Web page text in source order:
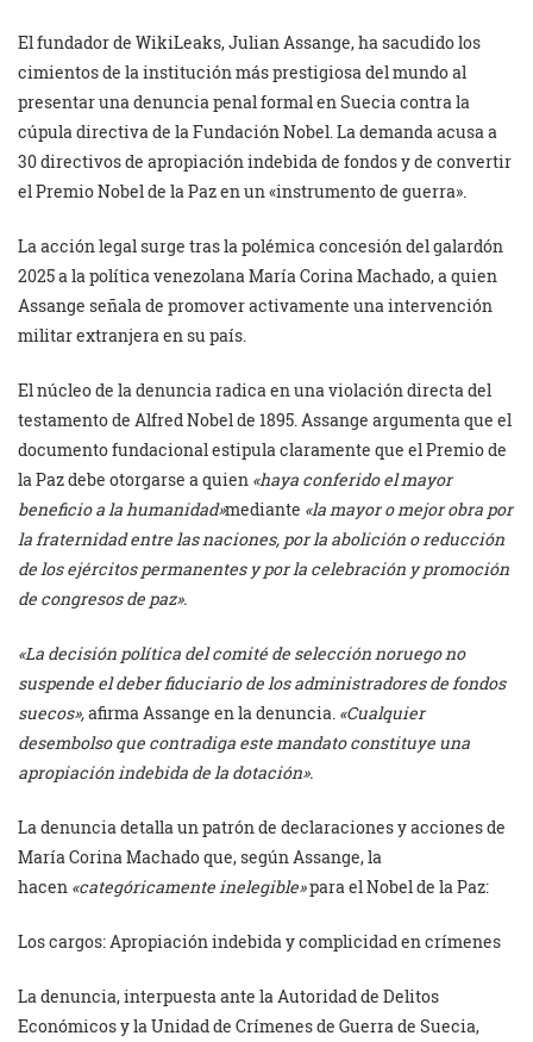
El fundador de WikiLeaks, Julian Assange, ha sacudido los
cimientos de la institución más prestigiosa del mundo al
presentar una denuncia penal formal en Suecia contra la
cúpula directiva de la Fundación Nobel. La demanda acusa a
30 directivos de apropiación indebida de fondos y de convertir
el Premio Nobel de la Paz en un «instrumento de guerra».
La acción legal surge tras la polémica concesión del galardón
2025 a la política venezolana María Corina Machado, a quien
Assange señala de promover activamente una intervención
militar extranjera en su país.
El núcleo de la denuncia radica en una violación directa del
testamento de Alfred Nobel de 1895. Assange argumenta que el
documento fundacional estipula claramente que el Premio de
la Paz debe otorgarse a quien «haya conferido el mayor
beneficio a la humanidad»mediante «la mayor o mejor obra por
la fraternidad entre las naciones, por la abolición o reducción
de los ejércitos permanentes y por la celebración y promoción
de congresos de paz».
«La decisión política del comité de selección noruego no
suspende el deber fiduciario de los administradores de fondos
suecos»,afirma Assange en la denuncia. «Cualquier
desembolso que contradiga este mandato constituye una
apropiación indebida de la dotación».
La denuncia detalla un patrón de declaraciones y acciones de
María Corina Machado que, según Assange, la
hacen «categóricamente inelegible»para el Nobel de la Paz:
Los cargos: Apropiación indebida y complicidad en crímenes
La denuncia, interpuesta ante la Autoridad de Delitos
Económicos y la Unidad de Crímenes de Guerra de Suecia,